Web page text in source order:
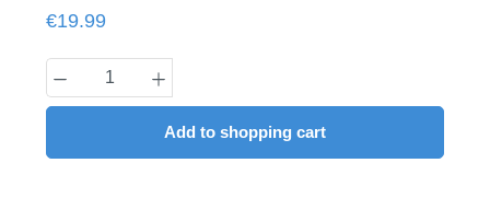
Regular price:
€19.99
Product Quantity: Enter the desired
Add to shopping cart